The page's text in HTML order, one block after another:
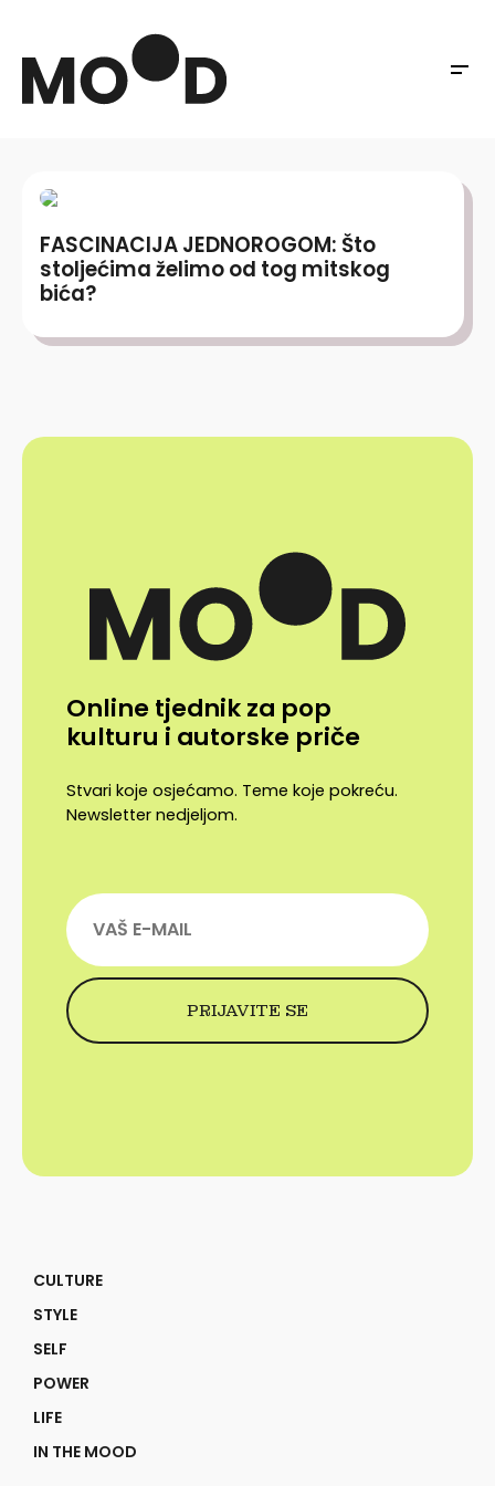
FASCINACIJA JEDNOROGOM: Što
stoljećima želimo od tog mitskog
bića?
Online tjednik za pop
kulturu i autorske priče
Stvari koje osjećamo. Teme koje pokreću.
Newsletter nedjeljom.
CULTURE
STYLE
SELF
POWER
LIFE
IN THE MOOD